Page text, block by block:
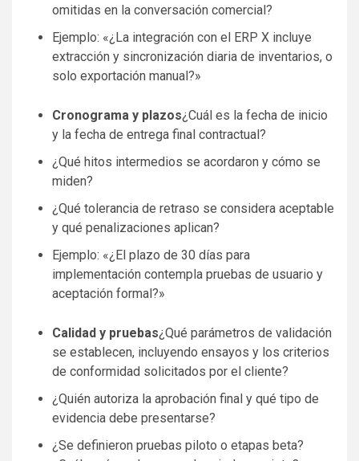
omitidas en la conversación comercial?
Ejemplo: «¿La integración con el ERP X incluye
extracción y sincronización diaria de inventarios, o
solo exportación manual?»
Cronograma y plazos¿Cuál es la fecha de inicio
y la fecha de entrega final contractual?
¿Qué hitos intermedios se acordaron y cómo se
miden?
¿Qué tolerancia de retraso se considera aceptable
y qué penalizaciones aplican?
Ejemplo: «¿El plazo de 30 días para
implementación contempla pruebas de usuario y
aceptación formal?»
Calidad y pruebas¿Qué parámetros de validación
se establecen, incluyendo ensayos y los criterios
de conformidad solicitados por el cliente?
¿Quién autoriza la aprobación final y qué tipo de
evidencia debe presentarse?
¿Se definieron pruebas piloto o etapas beta?